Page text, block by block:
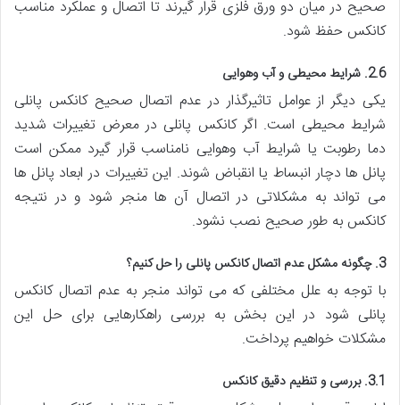
صحیح در میان دو ورق فلزی قرار گیرند تا اتصال و عملکرد مناسب
کانکس حفظ شود.
2.6. شرایط محیطی و آب وهوایی
یکی دیگر از عوامل تاثیرگذار در عدم اتصال صحیح کانکس پانلی
شرایط محیطی است. اگر کانکس پانلی در معرض تغییرات شدید
دما رطوبت یا شرایط آب وهوایی نامناسب قرار گیرد ممکن است
پانل ها دچار انبساط یا انقباض شوند. این تغییرات در ابعاد پانل ها
می تواند به مشکلاتی در اتصال آن ها منجر شود و در نتیجه
کانکس به طور صحیح نصب نشود.
3. چگونه مشکل عدم اتصال کانکس پانلی را حل کنیم؟
با توجه به علل مختلفی که می تواند منجر به عدم اتصال کانکس
پانلی شود در این بخش به بررسی راهکارهایی برای حل این
مشکلات خواهیم پرداخت.
3.1. بررسی و تنظیم دقیق کانکس